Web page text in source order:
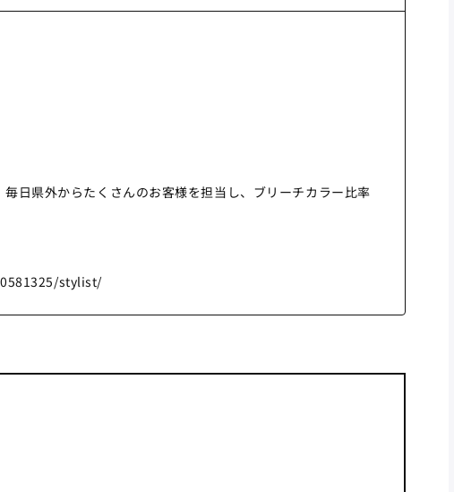
日県外からたくさんのお客様を担当し、ブリーチカラー比率
stylist/